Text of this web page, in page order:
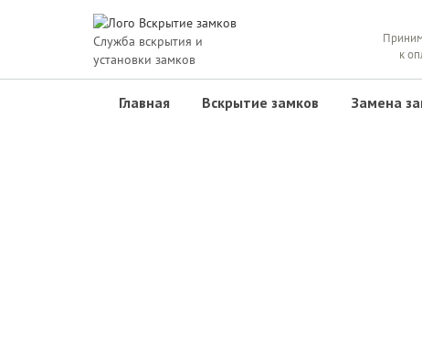
Служба вскрытия и
установки замков
к
Главная Вскрытие замков Замена